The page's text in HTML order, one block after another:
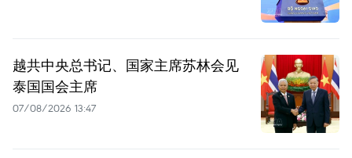
越共中央总书记、国家主席苏林会见
泰国国会主席
07/08/2026 13:47